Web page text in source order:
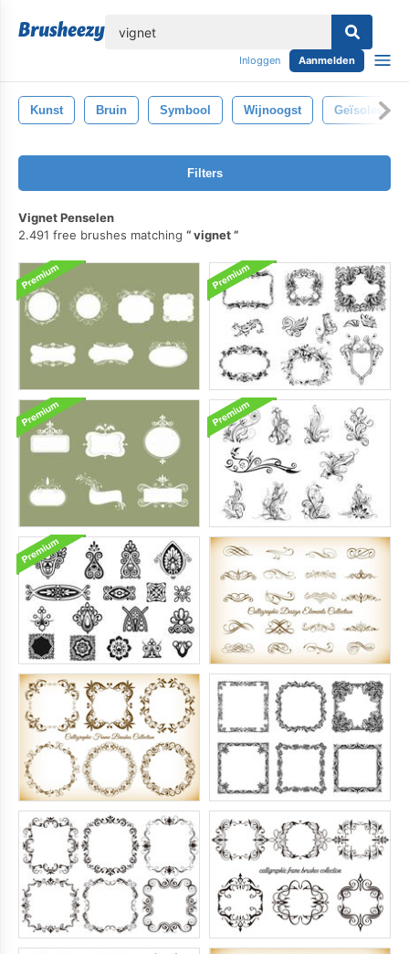
Inloggen Aanmelden
Kunst Bruin Symbool Wijnoogst Geïsoleerd
Filters
Vignet Penselen
2.491 free brushes matching
vignet